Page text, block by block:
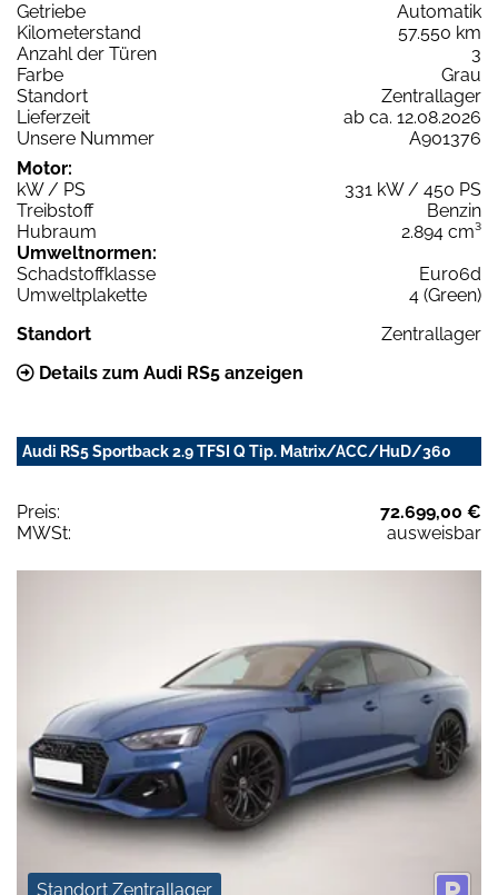
Getriebe
Automatik
Kilometerstand
57.550 km
Anzahl der Türen
3
Farbe
Grau
Standort
Zentrallager
Lieferzeit
ab ca. 12.08.2026
Unsere Nummer
A901376
Motor:
kW / PS
331 kW / 450 PS
Treibstoff
Benzin
Hubraum
2.894 cm³
Umweltnormen:
Schadstoffklasse
Euro6d
Umweltplakette
4 (Green)
Standort
Zentrallager
Details zum Audi RS5 anzeigen
Audi RS5 Sportback 2.9 TFSI Q Tip. Matrix/ACC/HuD/360
Preis:
72.699,00 €
MWSt:
ausweisbar
Standort Zentrallager